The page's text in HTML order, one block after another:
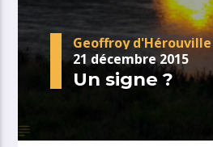
Geoffroy d'Hérouville
21 décembre 2015
Un signe ?